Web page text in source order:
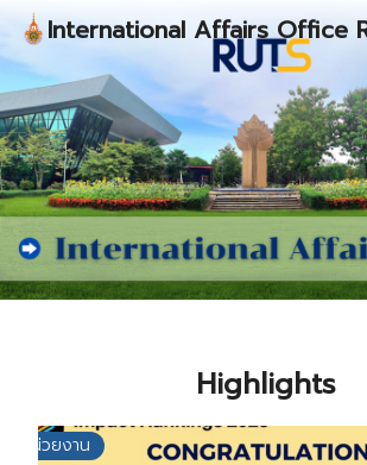
Skip
content
International Affairs Office
Search
for:
Highlights
หน่วยงาน